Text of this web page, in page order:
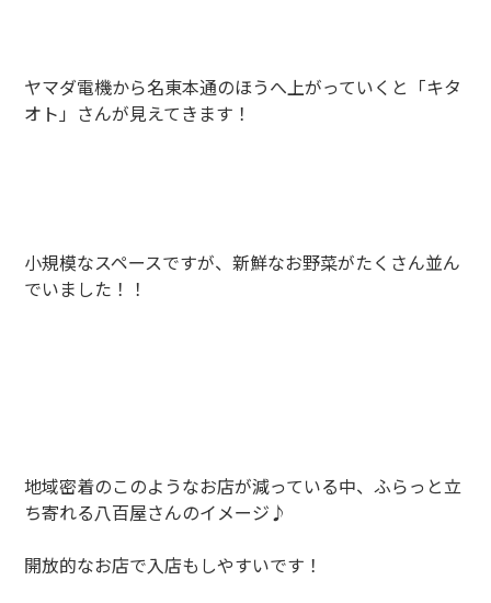
ヤマダ電機から名東本通のほうへ上がっていくと「キタ
オト」さんが見えてきます！
小規模なスペースですが、新鮮なお野菜がたくさん並ん
でいました！！
地域密着のこのようなお店が減っている中、ふらっと立
ち寄れる八百屋さんのイメージ♪
開放的なお店で入店もしやすいです！